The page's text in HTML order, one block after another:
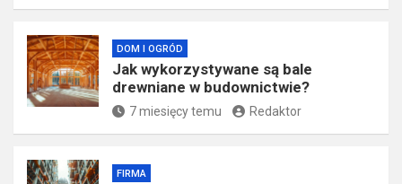
DOM I OGRÓD
Jak wykorzystywane są bale
drewniane w budownictwie?
7 miesięcy temu Redaktor
FIRMA